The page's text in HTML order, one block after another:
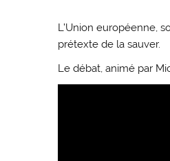
L’Union européenne,
prétexte de la sauver.
Le débat, animé par